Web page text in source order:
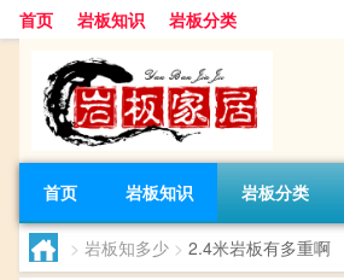
首页 岩板知识 岩板分类
首页 岩板知识 岩板分类
> 岩板知多少 > 2.4米岩板有多重啊